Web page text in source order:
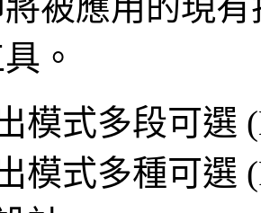
。
模式多段可選
模式多種可選